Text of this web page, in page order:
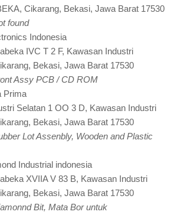
Cikarang, Bekasi, Jawa Barat 17530
found
Indonesia
IVC T 2 F, Kawasan Industri
Bekasi, Jawa Barat 17530
Assy PCB / CD ROM
Prima
Selatan 1 OO 3 D, Kawasan Industri
Bekasi, Jawa Barat 17530
Lot Assenbly, Wooden and Plastic
Industrial indonesia
XVIIA V 83 B, Kawasan Industri
Bekasi, Jawa Barat 17530
Bit, Mata Bor untuk